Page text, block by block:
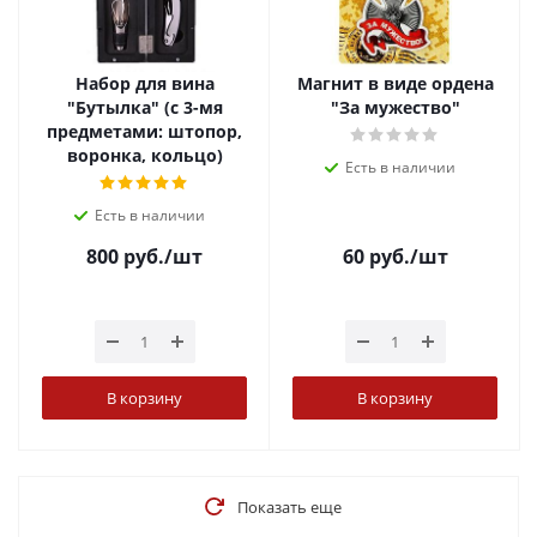
Набор для вина
"Бутылка" (с 3-мя
предметами: штопор,
воронка, кольцо)
Есть в наличии
800 руб./шт
В корзину
Магнит в виде ордена
"За мужество"
Есть в наличии
60руб./шт
В корзину
Показать еще